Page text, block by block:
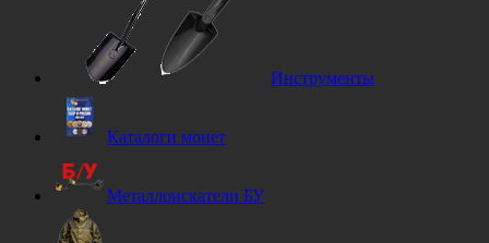
Инструменты
Каталоги монет
Металлоискатели БУ